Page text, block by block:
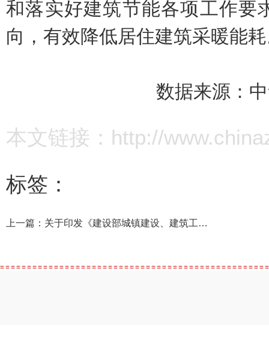
和落实好建筑节能各项工作要
向，有效降低居住建筑采暖能
数据来源：中
本文链接：http://
标签：
上一篇： 关于印发《建设部城镇建设、建筑工业产品型号管理办法》（试行）的通知